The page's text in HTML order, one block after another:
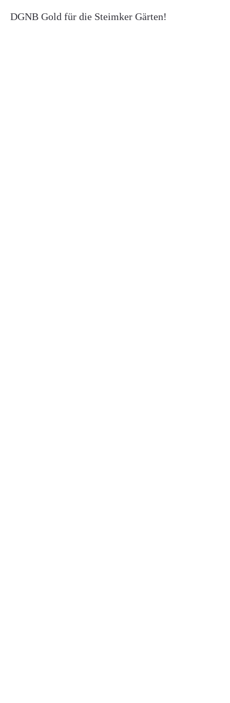
DGNB Gold für die Steimker Gärten!